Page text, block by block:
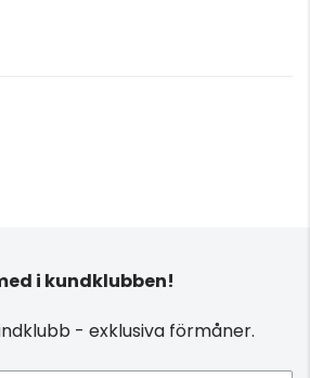
i kundklubben!
- exklusiva förmåner.